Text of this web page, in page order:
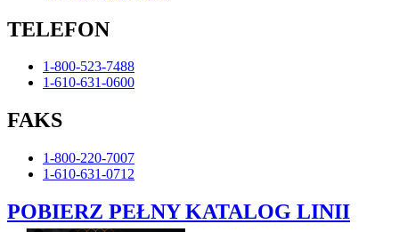
TELEFON
1-800-523-7488
1-610-631-0600
FAKS
1-800-220-7007
1-610-631-0712
POBIERZ PEŁNY KATALOG LINII